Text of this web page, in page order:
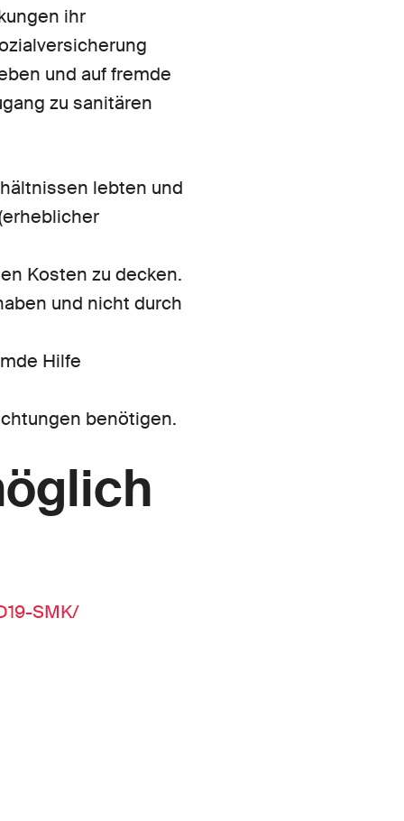
ihr
und auf fremde
zu sanitären
lebten und
Kosten zu decken.
und nicht durch
Hilfe
benötigen.
SMK/